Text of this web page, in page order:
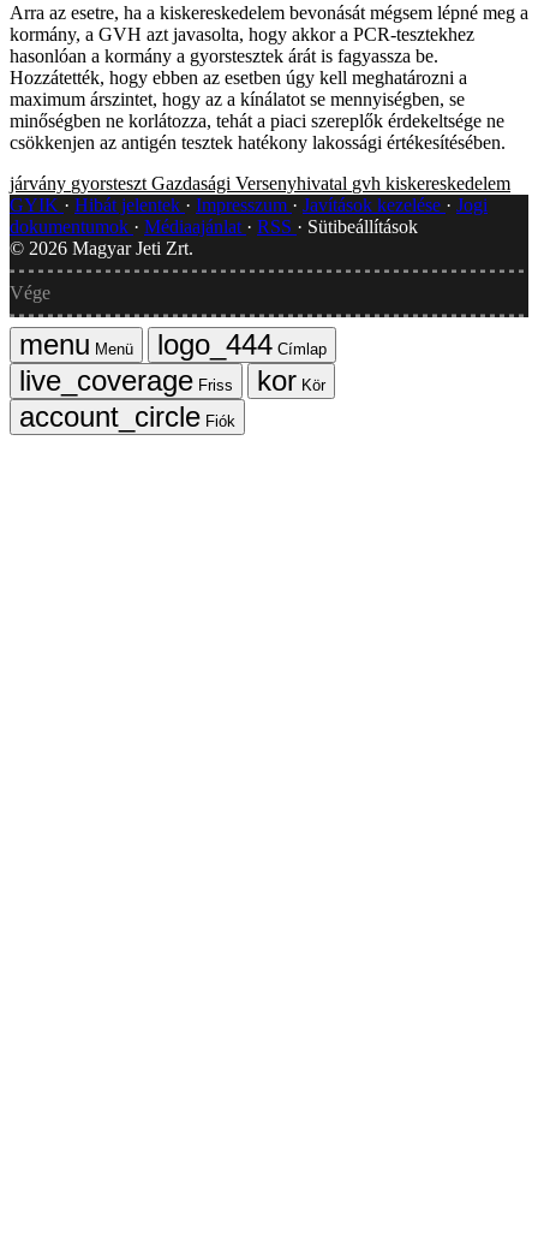
Arra az esetre, ha a kiskereskedelem bevonását mégsem lépné meg a
kormány, a GVH azt javasolta, hogy akkor a PCR-tesztekhez
hasonlóan a kormány a gyorstesztek árát is fagyassza be.
Hozzátették, hogy ebben az esetben úgy kell meghatározni a
maximum árszintet, hogy az a kínálatot se mennyiségben, se
minőségben ne korlátozza, tehát a piaci szereplők érdekeltsége ne
csökkenjen az antigén tesztek hatékony lakossági értékesítésében.
járvány gyorsteszt Gazdasági Versenyhivatal gvh kiskereskedelem
GYIK
Hibát jelentek Impresszum Javítások kezelése
Jogi
dokumentumok
Médiaajánlat RSS
Sütibeállítások
© 2026 Magyar Jeti Zrt.
Vége
Menü
Címlap
Friss
Kör
Fiók